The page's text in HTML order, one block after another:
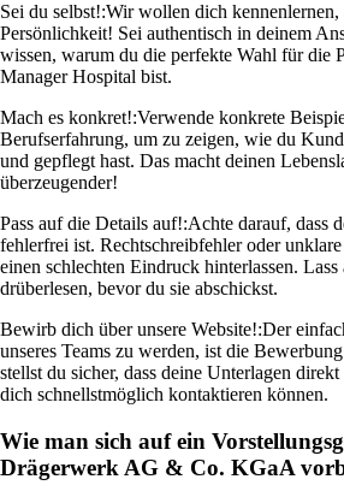
Sei du selbst!:Wir wollen dich kennenlernen,
Persönlichkeit! Sei authentisch in deinem
wissen, warum du die perfekte Wahl für die
Manager Hospital bist.
Mach es konkret!:Verwende konkrete
Berufserfahrung, um zu zeigen, wie du
und gepflegt hast. Das macht deinen
überzeugender!
Pass auf die Details auf!:Achte darauf, dass
fehlerfrei ist. Rechtschreibfehler oder
einen schlechten Eindruck hinterlassen. Lass
drüberlesen, bevor du sie abschickst.
Bewirb dich über unsere Website!:Der
unseres Teams zu werden, ist die
stellst du sicher, dass deine Unterlagen
dich schnellstmöglich kontaktieren können.
Wie man sich auf ein
Drägerwerk AG & Co. KGaA